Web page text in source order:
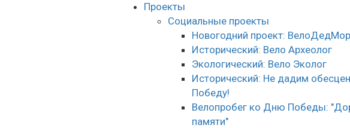
Проекты
Социальные проекты
Новогодний проект:
Исторический: Вело Археолог
Экологический: Вело Эколог
Исторический: Не дадим
Победу!
Велопробег ко Дню Победы:
памяти"